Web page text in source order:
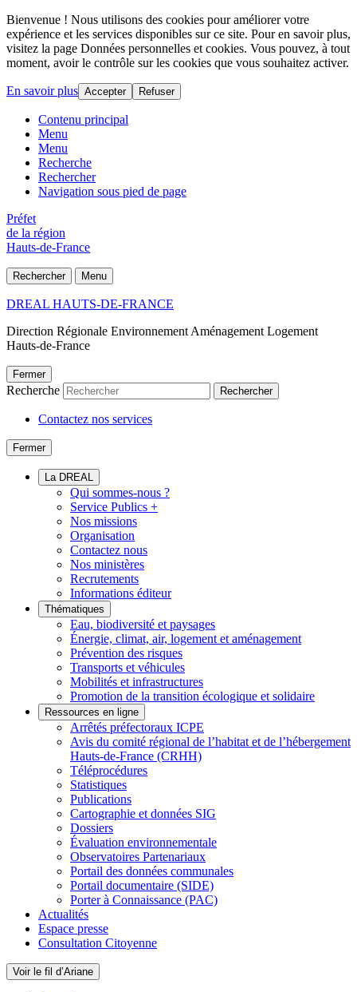
Bienvenue ! Nous utilisons des cookies pour améliorer votre
expérience et les services disponibles sur ce site. Pour en savoir plus,
visitez la page Données personnelles et cookies. Vous pouvez, à tout
moment, avoir le contrôle sur les cookies que vous souhaitez activer.
En savoir plus Accepter Refuser
Contenu principal
Menu
Menu
Recherche
Rechercher
Navigation sous pied de page
Préfet
de la région
Hauts-de-France
Rechercher Menu
DREAL HAUTS-DE-FRANCE
Direction Régionale Environnement Aménagement Logement
Hauts-de-France
Fermer
Recherche Rechercher
Contactez nos services
Fermer
La DREAL
Qui sommes-nous ?
Service Publics +
Nos missions
Organisation
Contactez nous
Nos ministères
Recrutements
Informations éditeur
Thématiques
Eau, biodiversité et paysages
Énergie, climat, air, logement et aménagement
Prévention des risques
Transports et véhicules
Mobilités et infrastructures
Promotion de la transition écologique et solidaire
Ressources en ligne
Arrêtés préfectoraux ICPE
Avis du comité régional de l’habitat et de l’hébergement
Hauts-de-France (CRHH)
Téléprocédures
Statistiques
Publications
Cartographie et données SIG
Dossiers
Évaluation environnementale
Observatoires Partenariaux
Portail des données communales
Portail documentaire (SIDE)
Porter à Connaissance (PAC)
Actualités
Espace presse
Consultation Citoyenne
Voir le fil d’Ariane